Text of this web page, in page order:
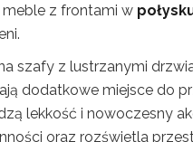
z frontami w
szafy z lustrzanymi
dodatkowe miejsce do
lekkość i nowoczesny
oraz rozświetla